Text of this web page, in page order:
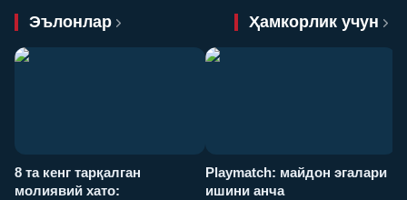
Эълонлар Ҳамкорлик учун
8 та кенг тарқалган
молиявий хато:
Playmatch: майдон эгалари
ишини анча